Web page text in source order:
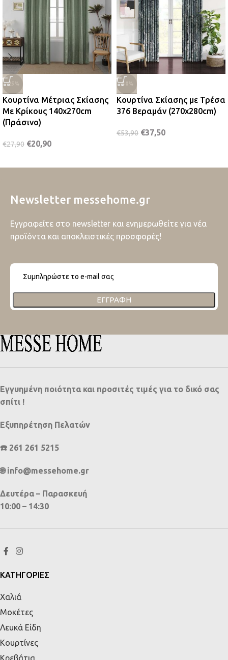
-25%
Κουρτίνα Μέτριας Σκίασης
Με Κρίκους 140x270cm
(Πράσινο)
€27,90 €20,90
-30%
Κουρτίνα Σκίασης με Τρέσα
376 Βεραμάν (270x280cm)
€53,90 €37,50
Newsletter messehome.gr
Εγγραφείτε στο newsletter και ενημερωθείτε για νέα
προϊόντα και αποκλειστικές προσφορές!
ΕΓΓΡΑΦΉ
Εγγυημένη ποιότητα και προσιτές τιμές για το δικό σας
σπίτι !
Εξυπηρέτηση Πελατών
☎️ 261 261 5215
🌐 info@messehome.gr
Δευτέρα – Παρασκευή
10:00 – 14:30
ΚΑΤΗΓΟΡΙΕΣ
Χαλιά
Μοκέτες
Λευκά Είδη
Κουρτίνες
Κρεβάτια